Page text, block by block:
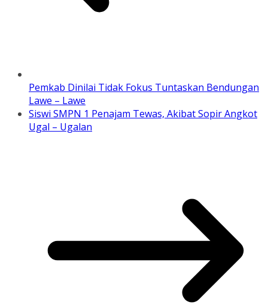
Pemkab Dinilai Tidak Fokus Tuntaskan Bendungan
Lawe – Lawe
Siswi SMPN 1 Penajam Tewas, Akibat Sopir Angkot
Ugal – Ugalan